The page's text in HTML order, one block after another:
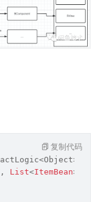
Object>>
, List<ItemBean>>
复制代码